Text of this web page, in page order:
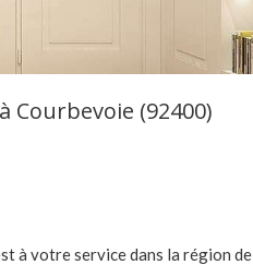
Courbevoie (92400)
à votre service dans la région de